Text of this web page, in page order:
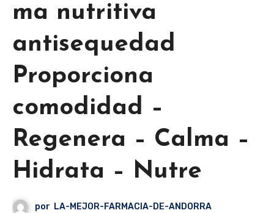
ma nutritiva
antisequedad
Proporciona
comodidad –
Regenera – Calma –
Hidrata – Nutre
por LA-MEJOR-FARMACIA-DE-ANDORRA